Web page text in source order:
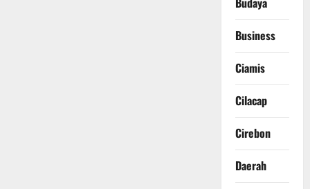
Business
Ciamis
Cilacap
Cirebon
Daerah